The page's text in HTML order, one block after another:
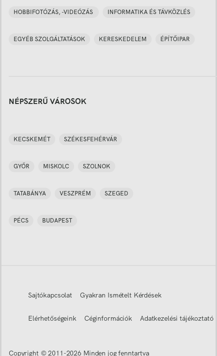
HOBBIFOTÓZÁS, -VIDEÓZÁS INFORMATIKA ÉS TÁVKÖZLÉS
EGYÉB SZOLGÁLTATÁSOK KERESKEDELEM ÉPÍTŐIPAR
NÉPSZERŰ VÁROSOK
KECSKEMÉT SZÉKESFEHÉRVÁR
GYŐR MISKOLC SZOLNOK
TATABÁNYA VESZPRÉM SZEGED
PÉCS BUDAPEST
Sajtókapcsolat Gyakran Ismételt Kérdések
Elérhetőségeink Céginformációk Adatkezelési tájékoztató
Copyright © 2011-2026 Minden jog fenntartva